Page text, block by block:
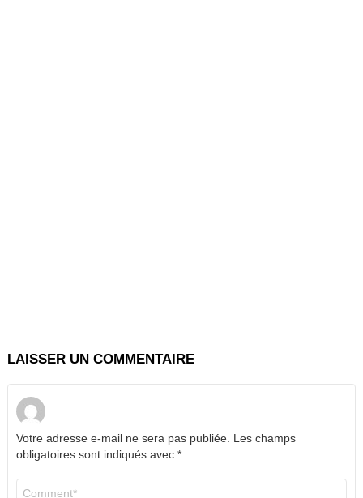
LAISSER UN COMMENTAIRE
Votre adresse e-mail ne sera pas publiée. Les champs
obligatoires sont indiqués avec *